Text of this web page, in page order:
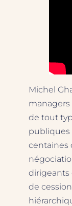
Michel
de tout
publiques
centaines
dirigeants
de